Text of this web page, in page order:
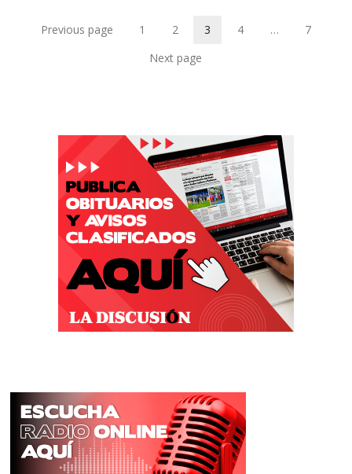
Previous page Page
1 Page
2 Page
3 Page
4 …
7
Next page